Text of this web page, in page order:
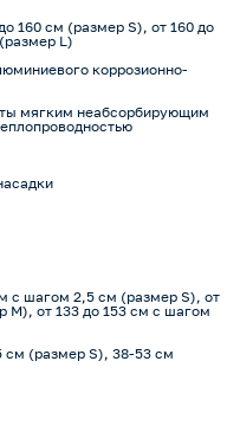
160 см (размер S), от 160 до
L)
коррозионно-
мягким неабсорбирующим
с шагом 2,5 см (размер S), от
M), от 133 до 153 см с шагом
см (размер S), 38-53 см